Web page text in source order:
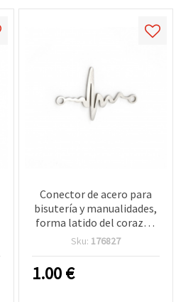
Conector de acero para
bisutería y manualidades,
forma latido del corazón
(ECG), 27x17x1 mm,
plata - 2 piezas
Sku: 176827
1.00€